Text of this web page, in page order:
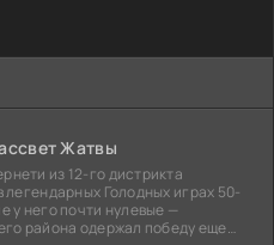
Жатвы
из 12-го дистрикта
легендарных Голодных играх 50-
у него почти нулевые —
района одержал победу еще